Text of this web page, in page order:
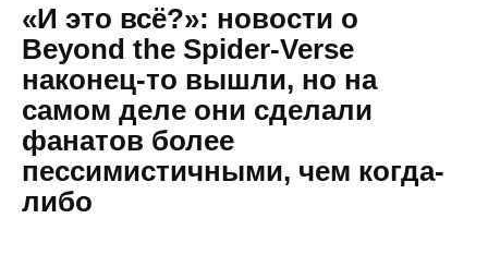
«И это всё?»: новости о
Beyond the Spider-Verse
наконец-то вышли, но на
самом деле они сделали
фанатов более
пессимистичными, чем когда-
либо